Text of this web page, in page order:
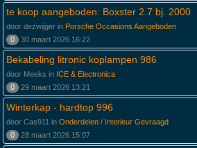
te koop aangeboden: Boxster 2.7 bj. 2000
door dezwijger in Porsche Occasions Aangeboden
0
30 maart 2026 16:22
Bekabeling litronic koplampen 986
door Meeks in ICE & Electronica
0
29 maart 2026 13:21
Winterkap - hardtop 996
door Cas911 in Onderdelen / Interieur Gevraagd
0
28 maart 2026 15:07